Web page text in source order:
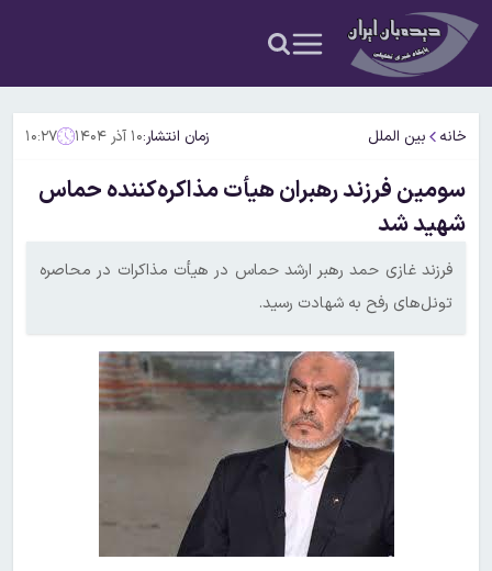
خانه بین الملل زمان انتشار:۱۰ آذر ۱۴۰۴ ۱۰:۲۷
سومین فرزند رهبران هیأت مذاکره‌کننده حماس
شهید شد
فرزند غازی حمد رهبر ارشد حماس در هیأت مذاکرات در محاصره
تونل‌های رفح به شهادت رسید.